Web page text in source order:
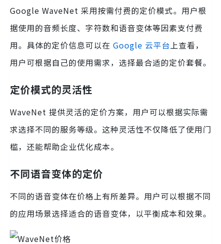
Google WaveNet 采用按需付费的定价模式。用户根
据使用的音频长度、字符数和语音变体等因素支付费
用。具体的定价信息可以在 Google 云平台上查看，
用户可根据自己的使用需求，选择最合适的定价套餐。
定价模式的灵活性
WaveNet 提供灵活的定价方案，用户可以根据实际需
求选择不同的服务等级。这种灵活性不仅降低了使用门
槛，还能帮助企业优化成本。
不同语音变体的定价
不同的语音变体在价格上有所差异。用户可以根据不同
的应用场景选择适合的语音变体，以平衡成本和效果。